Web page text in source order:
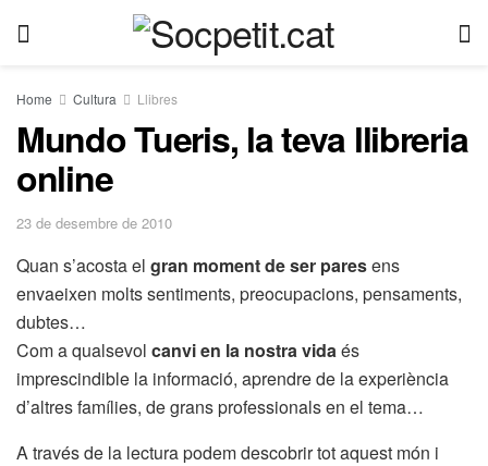
Home Cultura Llibres
Mundo Tueris, la teva llibreria
online
23 de desembre de 2010
Quan s’acosta el gran moment de ser paresens
envaeixen molts sentiments, preocupacions, pensaments,
dubtes…
Com a qualsevol canvi en la nostra vidaés
imprescindible la informació, aprendre de la experiència
d’altres famílies, de grans professionals en el tema…
A través de la lectura podem descobrir tot aquest món i